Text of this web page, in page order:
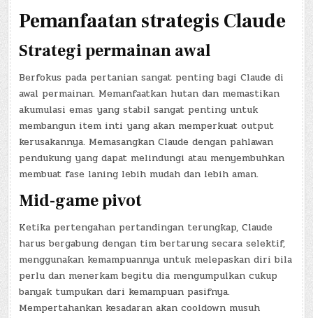
Pemanfaatan strategis Claude
Strategi permainan awal
Berfokus pada pertanian sangat penting bagi Claude di
awal permainan. Memanfaatkan hutan dan memastikan
akumulasi emas yang stabil sangat penting untuk
membangun item inti yang akan memperkuat output
kerusakannya. Memasangkan Claude dengan pahlawan
pendukung yang dapat melindungi atau menyembuhkan
membuat fase laning lebih mudah dan lebih aman.
Mid-game pivot
Ketika pertengahan pertandingan terungkap, Claude
harus bergabung dengan tim bertarung secara selektif,
menggunakan kemampuannya untuk melepaskan diri bila
perlu dan menerkam begitu dia mengumpulkan cukup
banyak tumpukan dari kemampuan pasifnya.
Mempertahankan kesadaran akan cooldown musuh